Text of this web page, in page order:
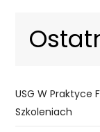
USG W Praktyce
Szkoleniach